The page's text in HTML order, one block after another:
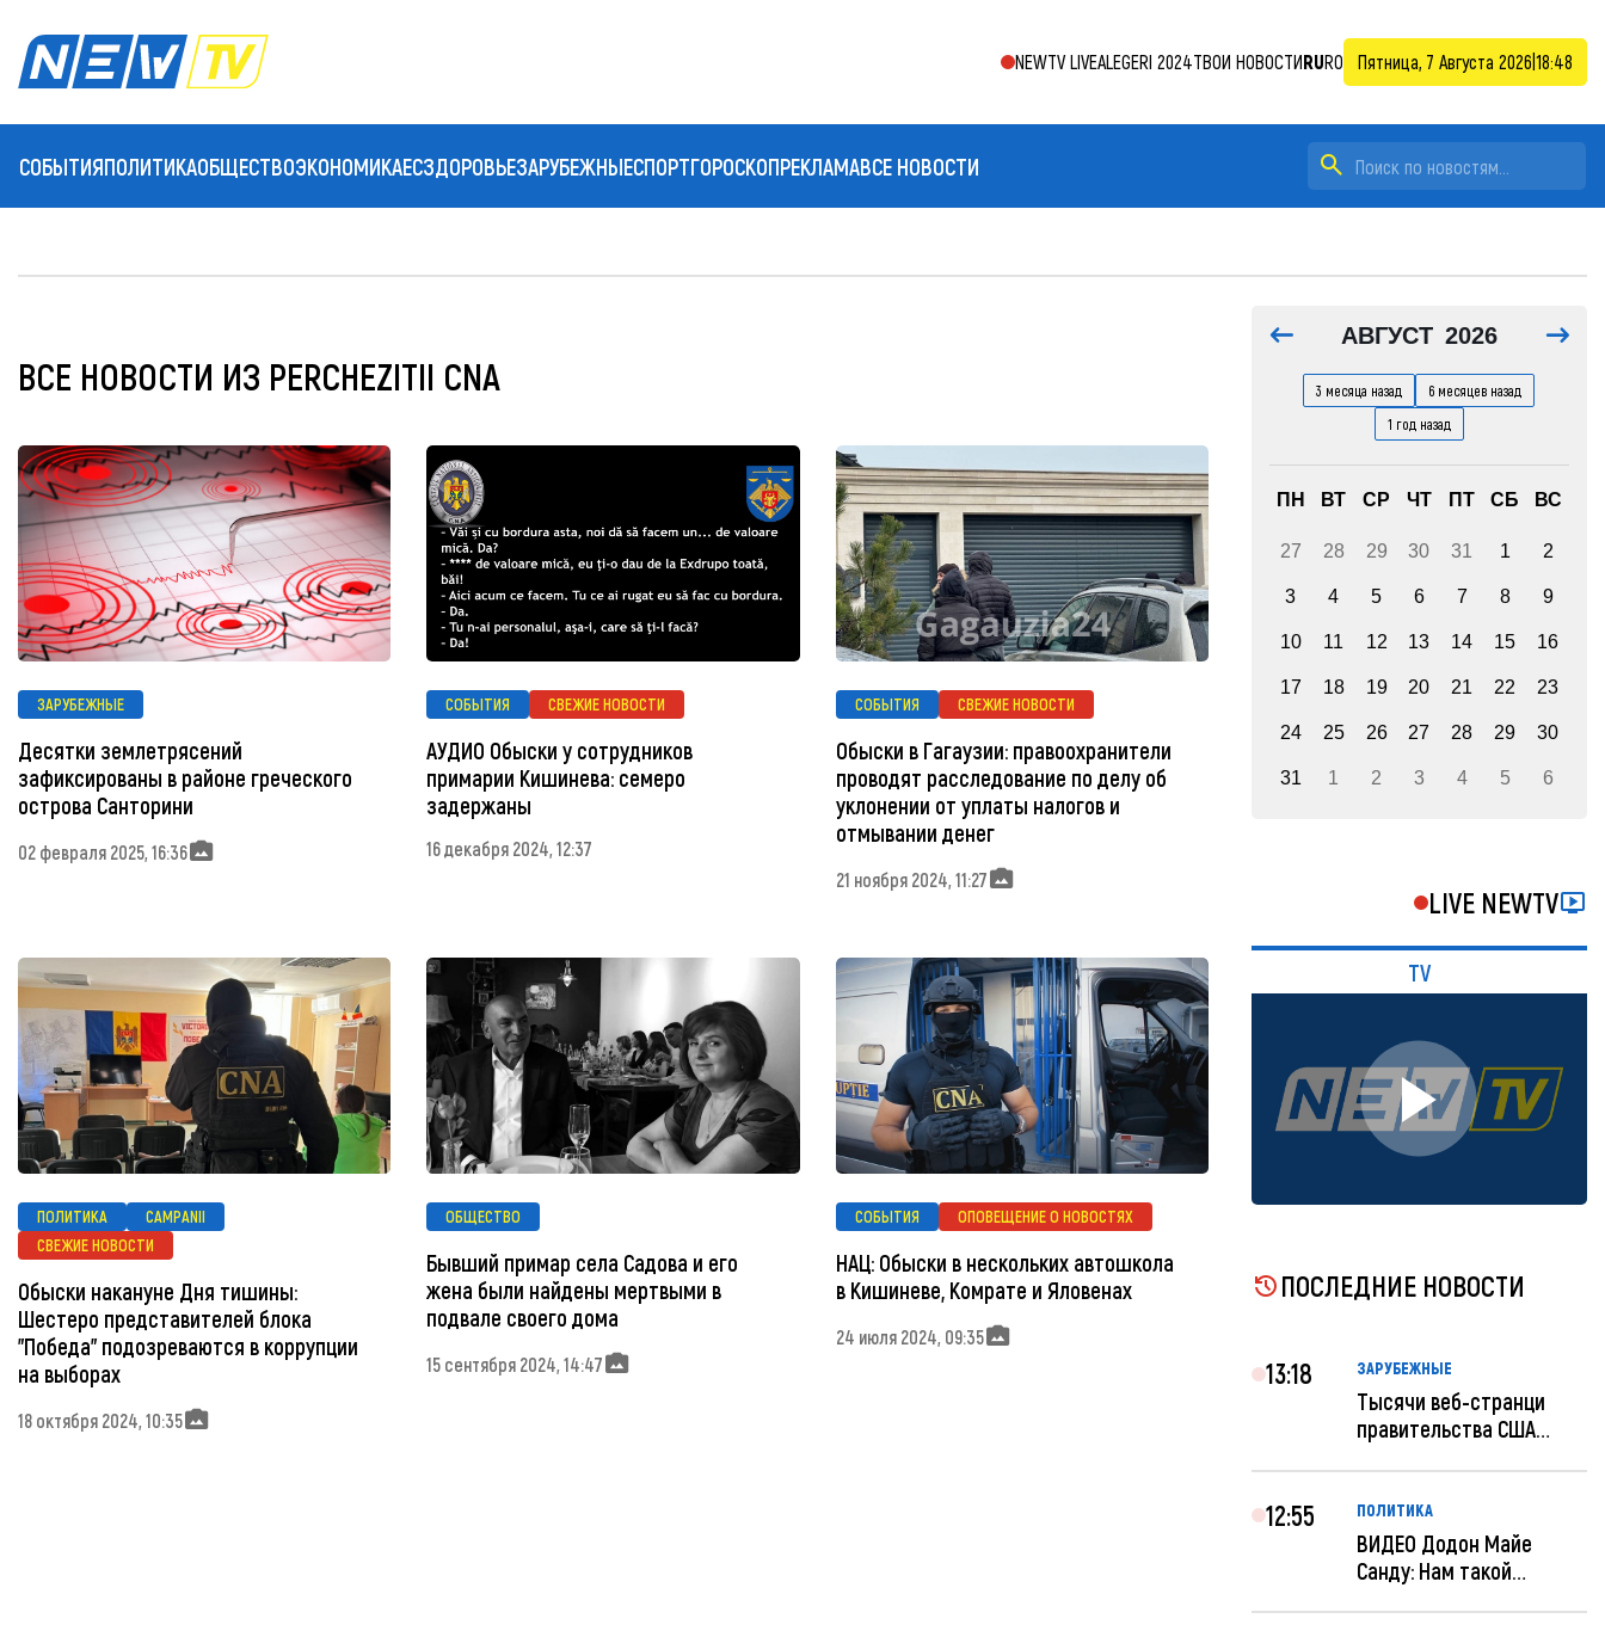
NEWTV LIVEALEGERI 2024ТВОИ НОВОСТИRURO Пятница, 7 Августа 2026 18:48
СОБЫТИЯПОЛИТИКАОБЩЕСТВОЭКОНОМИКАЕСЗДОРОВЬЕЗАРУБЕЖНЫЕСПОРТГОРОСКОПРЕКЛАМАВСЕ НОВОСТИ
ВСЕ НОВОСТИ ИЗ PERCHEZITII CNA
ЗАРУБЕЖНЫЕ
Десятки землетрясений
зафиксированы в районе греческого
острова Санторини
02 февраля 2025, 16:36
СОБЫТИЯ СВЕЖИЕ НОВОСТИ
АУДИО Обыски у сотрудников
примарии Кишинева: семеро
задержаны
16 декабря 2024, 12:37
СОБЫТИЯ СВЕЖИЕ НОВОСТИ
Обыски в Гагаузии: правоохранители
проводят расследование по делу об
уклонении от уплаты налогов и
отмывании денег
21 ноября 2024, 11:27
ПОЛИТИКА
CAMPANII
СВЕЖИЕ НОВОСТИ
Обыски накануне Дня тишины:
Шестеро представителей блока
"Победа" подозреваются в коррупции
на выборах
18 октября 2024, 10:35
ОБЩЕСТВО
Бывший примар села Садова и его
жена были найдены мертвыми в
подвале своего дома
15 сентября 2024, 14:47
СОБЫТИЯ ОПОВЕЩЕНИЕ О НОВОСТЯХ
НАЦ: Обыски в нескольких автошкола
в Кишиневе, Комрате и Яловенах
24 июля 2024, 09:35
АВГУСТ 2026
3 месяца назад
6 месяцев назад
1 год назад
ПН ВТ СР ЧТ ПТ СБ ВС
27 28 29 30 31 1 2
3 4 5 6 7 8 9
10 11 12 13 14 15 16
17 18 19 20 21 22 23
24 25 26 27 28 29 30
31 1 2 3 4 5 6
LIVE NEWTV
TV
ПОСЛЕДНИЕ НОВОСТИ
13:18 ЗАРУБЕЖНЫЕ
Тысячи веб-странци
правительства США
12:55 ПОЛИТИКА
ВИДЕО Додон Майе
Санду: Нам такой